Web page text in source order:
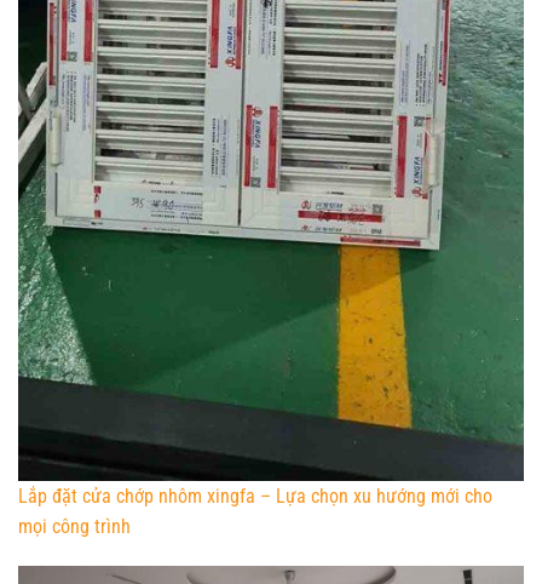
Lắp đặt cửa chớp nhôm xingfa – Lựa chọn xu hướng mới cho
mọi công trình